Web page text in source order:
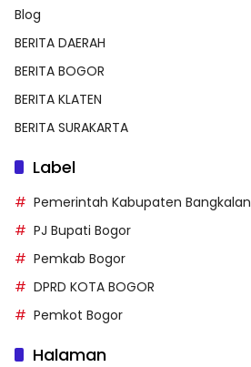
Blog
BERITA DAERAH
BERITA BOGOR
BERITA KLATEN
BERITA SURAKARTA
Label
Pemerintah Kabupaten Bangkalan
PJ Bupati Bogor
Pemkab Bogor
DPRD KOTA BOGOR
Pemkot Bogor
Halaman